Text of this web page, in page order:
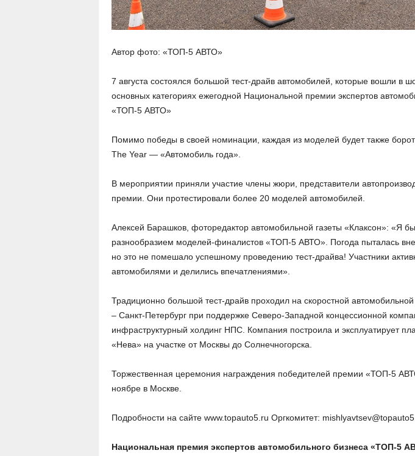
Автор фото: «ТОП-5 АВТО»
7 августа состоялся большой тест-драйв автомобилей, которые вошли в
основных категориях ежегодной Национальной премии экспертов
«ТОП-5 АВТО»
Помимо победы в своей номинации, каждая из моделей будет также
The Year — «Автомобиль года».
В мероприятии приняли участие члены жюри, представители
премии. Они протестировали более 20 моделей автомобилей.
Алексей Барашков, фоторедактор автомобильной газеты «Клаксон»: «Я
разнообразием моделей-финалистов «ТОП-5 АВТО». Погода пыталась
но это не помешало успешному проведению тест-драйва! Участники
автомобилями и делились впечатлениями».
Традиционно большой тест-драйв проходил на скоростной
– Санкт-Петербург при поддержке Северо-Западной концессионной
инфраструктурный холдинг НПС. Компания построила и эксплуатирует
«Нева» на участке от Москвы до Солнечногорска.
Торжественная церемония награждения победителей премии «ТОП-5
ноябре в Москве.
Подробности на сайте www.topauto5.ru Оргкомитет:
Национальная премия экспертов автомобильного бизнеса «ТОП-5